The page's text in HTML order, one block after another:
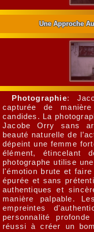
Une Approche
Photographie:
capturée de
candides. La
Jacobe Orry sans
beauté naturelle de
dépeint une femme
élément, étincelant
photographe utilise
l'émotion brute et
épurée et sans
authentiques et
manière palpable.
empreintes
personnalité
réussi à créer un